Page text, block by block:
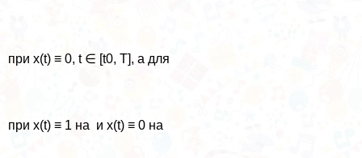
при x(t) ≡ 0, t ∈ [t0, T], а для
при x(t) ≡ 1 на и x(t) ≡ 0 на